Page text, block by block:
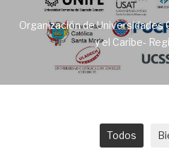
Organización de
y el Caribe-
Todos